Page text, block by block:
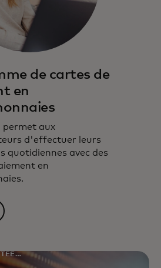
de cartes de
en
permet aux
d'effectuer leurs
quotidiennes avec des
en